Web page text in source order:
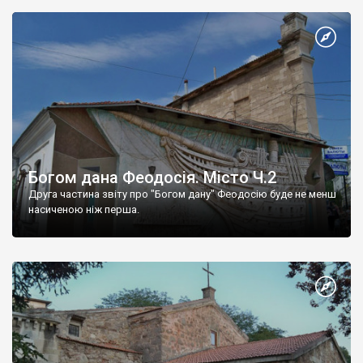
Богом дана Феодосія. Місто Ч.2
Друга частина звіту про "Богом дану" Феодосію буде не менш
насиченою ніж перша.